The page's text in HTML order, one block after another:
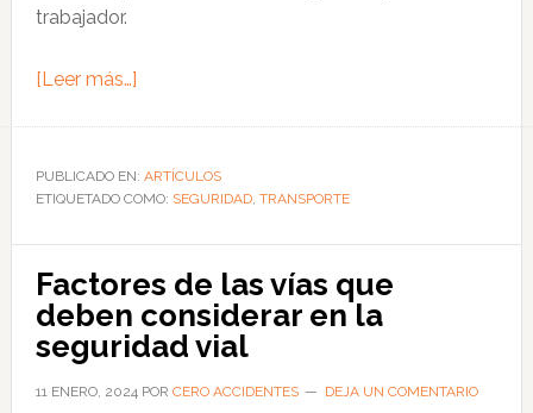
trabajador.
[Leer más…]acerca
de
trabajo
en
la
seguridad
vial
PUBLICADO EN: ARTÍCULOS
ETIQUETADO COMO: SEGURIDAD, TRANSPORTE
Factores de las vías que
deben considerar en la
seguridad vial
11 ENERO, 2024POR CERO ACCIDENTES DEJA UN COMENTARIO